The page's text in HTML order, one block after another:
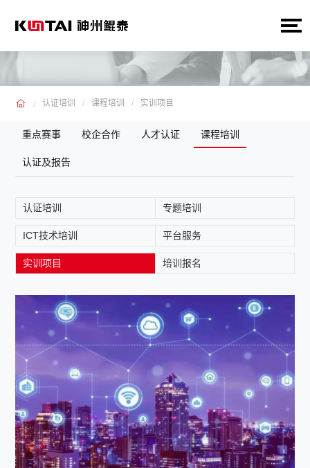
认证培训 课程培训 实训项目
重点赛事 校企合作 人才认证 课程培训
认证及报告
认证培训 专题培训
ICT技术培训 平台服务
实训项目 培训报名